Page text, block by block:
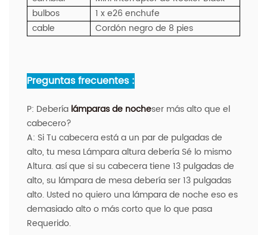
bulbos
1 x e26 enchufe
cable
Cordón negro de 8 pies
Preguntas frecuentes :
P: Debería lámparas de nocheser más alto que el
cabecero?
A: Si Tu cabecera está a un par de pulgadas de
alto, tu mesa Lámpara altura debería Sé lo mismo
Altura. así que si su cabecera tiene 13 pulgadas de
alto, su lámpara de mesa debería ser 13 pulgadas
alto. Usted no quiero una lámpara de noche eso es
demasiado alto o más corto que lo que pasa
Requerido.